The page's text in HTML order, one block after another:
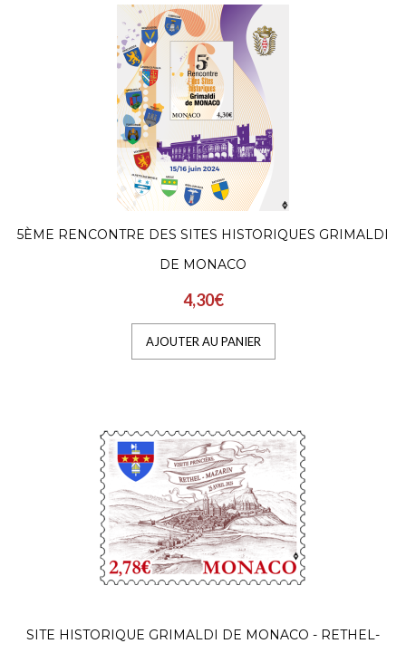
5ÈME RENCONTRE DES SITES HISTORIQUES GRIMALDI
DE MONACO
4,30€
AJOUTER AU PANIER
SITE HISTORIQUE GRIMALDI DE MONACO - RETHEL-